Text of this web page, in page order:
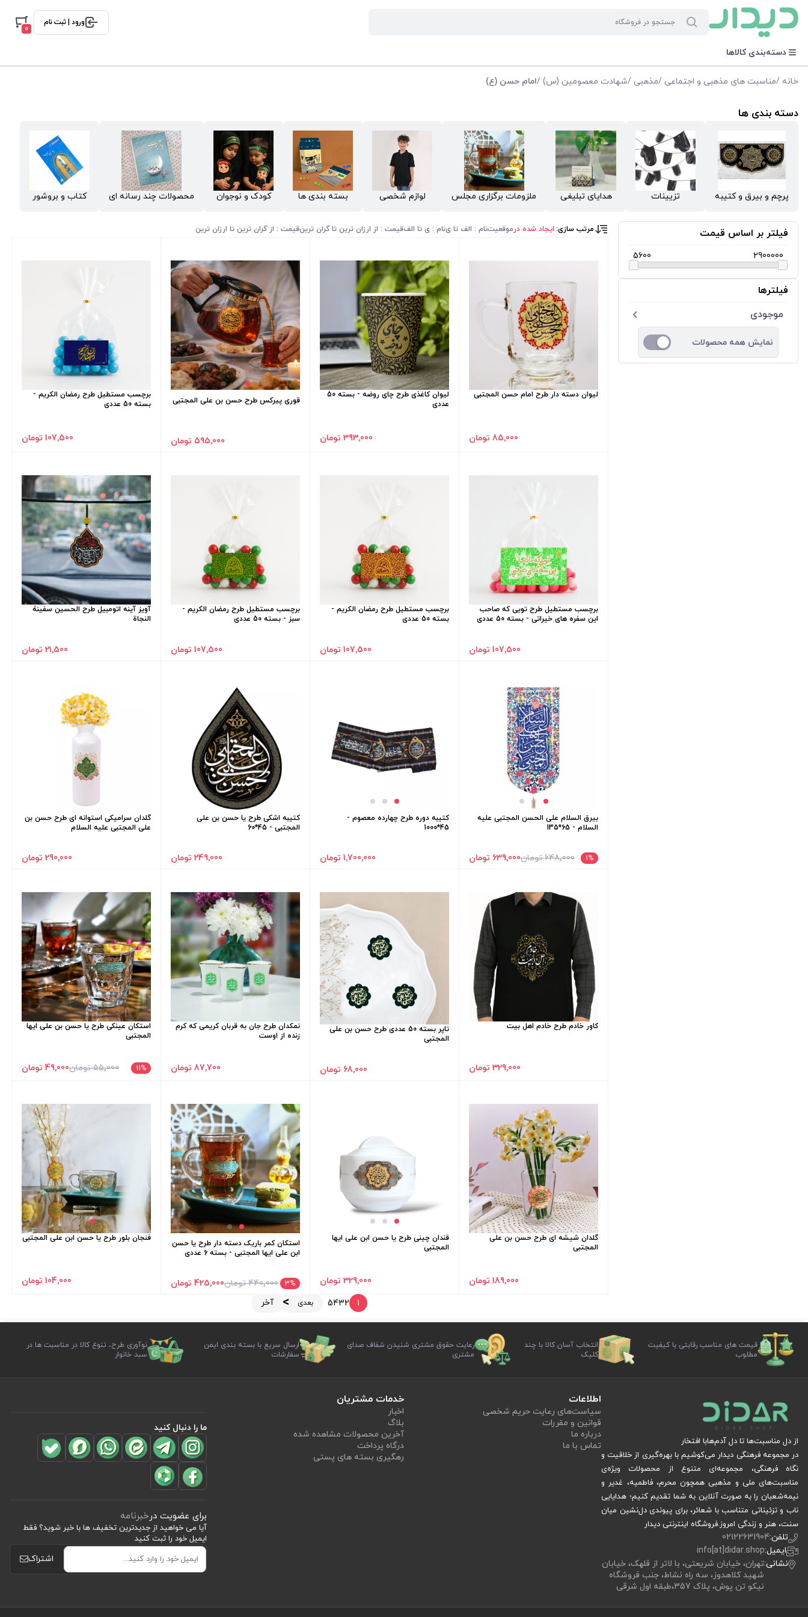
ورود | ثبت نام
0
دسته‌بندی کالاها
خانه /مناسبت های مذهبی و اجتماعی /مذهبی /شهادت معصومین (س) /امام حسن (ع)
دسته بندی ها
پرچم و بیرق و کتیبه تزیینات هدایای تبلیغی ملزومات برگزاری مجلس لوازم شخصی بسته بندی ها کودک و نوجوان محصولات چند رسانه ای کتاب و بروشور
فیلتر بر اساس قیمت
5600 2900000
فیلترها
موجودی
نمایش همه محصولات
مرتب سازی: ایجاد شده درموقعیتنام : الف تا ینام : ی تا الفقیمت : از ارزان ترین تا گران ترینقیمت : از گران ترین تا ارزان ترین
لیوان دسته دار طرح امام حسن المجتبی
85٬000 تومان
لیوان کاغذی طرح چای روضه - بسته 50
عددی
393٬000 تومان
قوری پیرکس طرح حسن بن علی المجتبی
595٬000 تومان
برچسب مستطیل طرح رمضان الکریم -
بسته 50 عددی
107٬500 تومان
برچسب مستطیل طرح تویی که صاحب
این سفره های خیراتی - بسته 50 عددی
107٬500 تومان
برچسب مستطیل طرح رمضان الکریم -
بسته 50 عددی
107٬500 تومان
برچسب مستطیل طرح رمضان الکریم -
سبز - بسته 50 عددی
107٬500 تومان
آویز آینه اتومبیل طرح الحسین سفینة
النجاة
21٬500 تومان
بیرق السلام علی الحسن المجتبی علیه
السلام - 65*135
1% 648٬000 تومان 639٬000 تومان
کتیبه دوره طرح چهارده معصوم -
45*1000
1٬700٬000 تومان
کتیبه اشکی طرح یا حسن بن علی
المجتبی - 45*60
249٬000 تومان
گلدان سرامیکی استوانه ای طرح حسن بن
علی المجتبی علیه السلام
290٬000 تومان
کاور خادم طرح خادم اهل بیت
329٬000 تومان
تاپر بسته 50 عددی طرح حسن بن علی
المجتبی
68٬000 تومان
نمکدان طرح جان به قربان کریمی که کرم
زنده از اوست
87٬700 تومان
استکان عینکی طرح یا حسن بن علی ایها
المجتبی
11% 55٬000 تومان 49٬000 تومان
گلدان شیشه ای طرح حسن بن علی
المجتبی
189٬000 تومان
قندان چینی طرح یا حسن ابن علی ایها
المجتبی
329٬000 تومان
استکان کمر باریک دسته دار طرح یا حسن
ابن علی ایها المجتبی - بسته 6 عددی
3% 440٬000 تومان 425٬000 تومان
فنجان بلور طرح یا حسن ابن علی المجتبی
104٬000 تومان
1
2
3
4
5 بعدی آخر
قیمت های مناسب رقابتی با کیفیت
مطلوب
انتخاب آسان کالا با چند
کلیک
رعایت حقوق مشتری شنیدن شفاف صدای
مشتری
ارسال سریع با بسته بندی ایمن
سفارشات
نوآوری طرح، تنوع کالا در مناسبت ها در
سبد خانوار
از دل مناسبت‌ها تا دل آدم‌هابا افتخار
در مجموعه فرهنگی دیدار می‌کوشیم با بهره‌گیری از خلاقیت و
نگاه فرهنگی، مجموعه‌ای متنوع از محصولات ویژه‌ی
مناسبت‌های ملی و مذهبی همچون محرم، فاطمیه، غدیر و
نیمه‌شعبان را به صورت آنلاین به شما تقدیم کنیم؛ هدایایی
ناب و تزئیناتی متناسب با شعائر، برای پیوندی دل‌نشین میان
سنت، هنر و زندگی امروز.فروشگاه اینترنتی دیدار
تلفن:02122631904
ایمیل:info[at]didar.shop
نشانی:تهران، خیابان شریعتی، با لاتر از قلهک، خیابان
شهید کلاهدوز، سه راه نشاط، جنب فروشگاه
نیکو تن پوش، پلاک 357،طبقه اول شرقی
اطلاعات
سیاست‏‌های رعایت حریم شخصی
قوانین و مقررات
درباره ما
تماس با ما
خدمات مشتریان
اخبار
بلاگ
آخرین محصولات مشاهده شده
درگاه پرداخت
رهگیری بسته های پستی
ما را دنبال کنید
برای عضویت درخبرنامه
آیا می خواهید از جدید‌ترین تخفیف‌ ها با‌ خبر شوید؟ فقط
ایمیل خود را ثبت کنید
اشتراک